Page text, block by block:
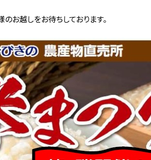
お越しをお待ちしております。